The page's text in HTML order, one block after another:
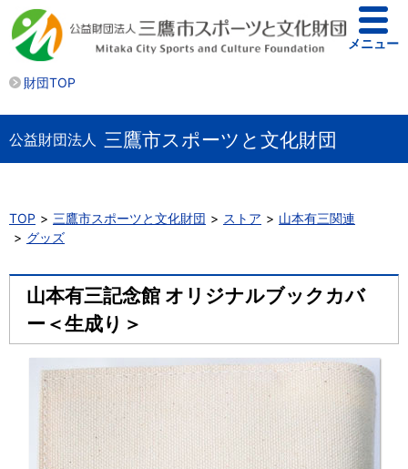
財団TOP
メニュー
公益財団法人 三鷹市スポーツと文化財団
TOP 三鷹市スポーツと文化財団 ストア
山本有三関連
グッズ
山本有三記念館 オリジナルブックカバ
ー＜生成り＞